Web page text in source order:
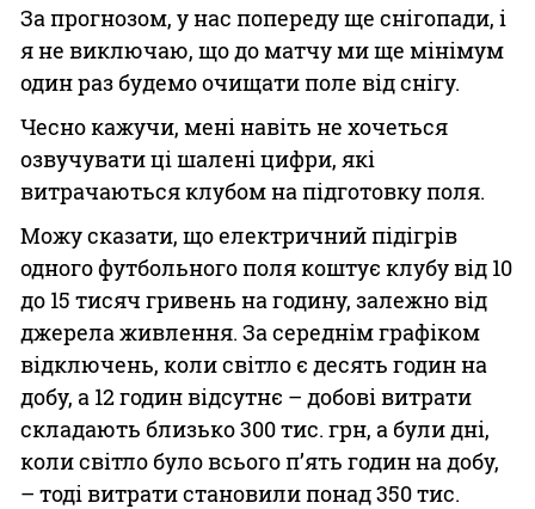
За прогнозом, у нас попереду ще снігопади, і
я не виключаю, що до матчу ми ще мінімум
один раз будемо очищати поле від снігу.
Чесно кажучи, мені навіть не хочеться
озвучувати ці шалені цифри, які
витрачаються клубом на підготовку поля.
Можу сказати, що електричний підігрів
одного футбольного поля коштує клубу від 10
до 15 тисяч гривень на годину, залежно від
джерела живлення. За середнім графіком
відключень, коли світло є десять годин на
добу, а 12 годин відсутнє – добові витрати
складають близько 300 тис. грн, а були дні,
коли світло було всього п’ять годин на добу,
– тоді витрати становили понад 350 тис.